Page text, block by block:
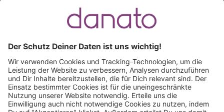
Du hast eine Frage?
+49 (0) 511 51 56 0300
schreib uns eineE-Mail
Käuferschutz inklusive Kauf auf Rechnung